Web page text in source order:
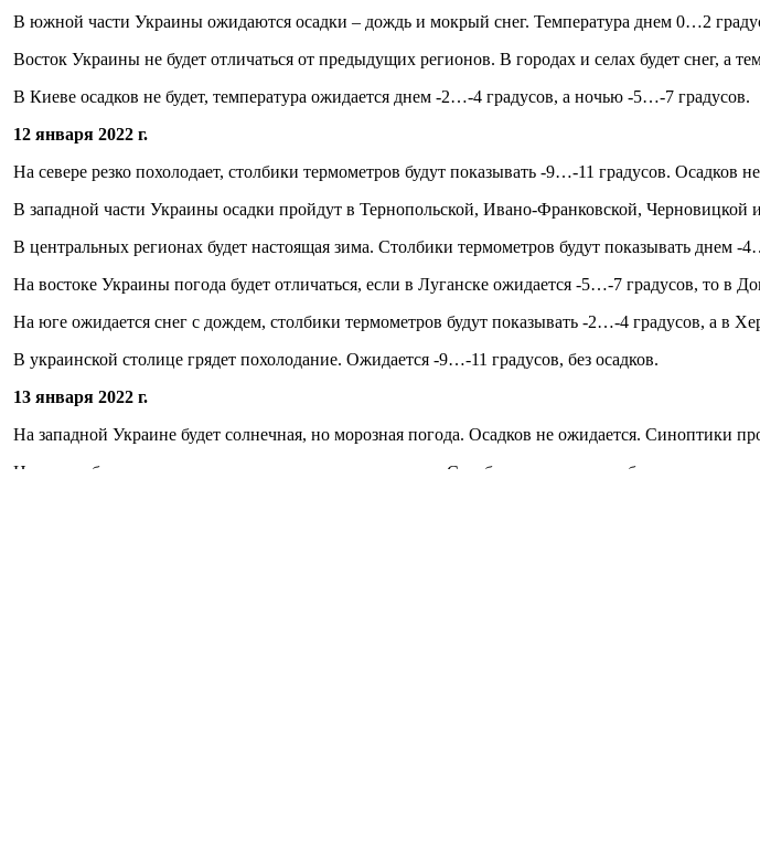
В южной части Украины ожидаются осадки – дождь и мокрый снег. Температура днем 0…2
Восток Украины не будет отличаться от предыдущих регионов. В городах и селах будет снег, а
В Киеве осадков не будет, температура ожидается днем -2…-4 градусов, а ночью -5…-7 градусов.
12 января 2022 г.
На севере резко похолодает, столбики термометров будут показывать -9…-11 градусов. Осадков
В западной части Украины осадки пройдут в Тернопольской, Ивано-Франковской, Черновицкой
В центральных регионах будет настоящая зима. Столбики термометров будут показывать днем
На востоке Украины погода будет отличаться, если в Луганске ожидается -5…-7 градусов, то в
На юге ожидается снег с дождем, столбики термометров будут показывать -2…-4 градусов, а в
В украинской столице грядет похолодание. Ожидается -9…-11 градусов, без осадков.
13 января 2022 г.
На западной Украине будет солнечная, но морозная погода. Осадков не ожидается. Синоптики
На севере будет такая картина, как в западных регионах. Столбики термометров будут